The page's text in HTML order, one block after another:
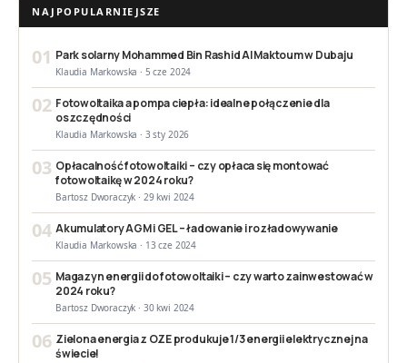
NAJPOPULARNIEJSZE
01 Park solarny Mohammed Bin Rashid Al Maktoum w Dubaju
Klaudia Markowska · 5 cze 2024
02 Fotowoltaika a pompa ciepła: idealne połączenie dla
oszczędności
Klaudia Markowska · 3 sty 2026
03 Opłacalność fotowoltaiki – czy opłaca się montować
fotowoltaikę w 2024 roku?
Bartosz Dworaczyk · 29 kwi 2024
04 Akumulatory AGM i GEL – ładowanie i rozładowywanie
Klaudia Markowska · 13 cze 2024
05 Magazyn energii do fotowoltaiki – czy warto zainwestować w
2024 roku?
Bartosz Dworaczyk · 30 kwi 2024
06 Zielona energia z OZE produkuje 1/3 energii elektrycznej na
świecie!